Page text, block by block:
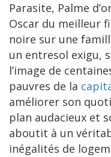
Parasite, Palme
Oscar du meilleur
noire sur une
un entresol exigu,
l’image de
pauvres de la
améliorer son
plan audacieux et
aboutit à un
inégalités de